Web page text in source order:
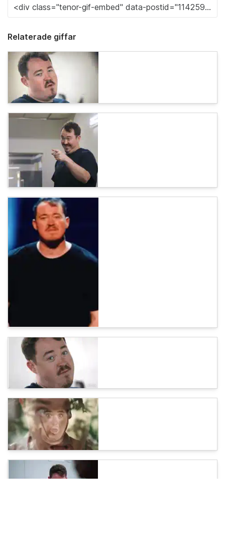
Relaterade giffar